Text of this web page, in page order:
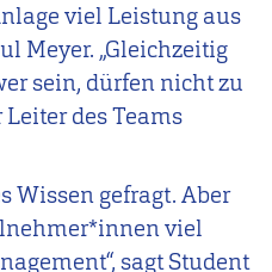
viel Leistung aus
Meyer. „Gleichzeitig
sein, dürfen nicht zu
Leiter des Teams
Wissen gefragt. Aber
viel
sagt Student